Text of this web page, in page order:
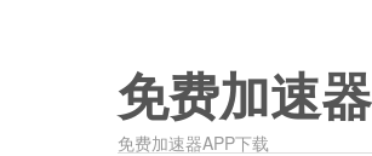
免费加速器
免费加速器APP下载